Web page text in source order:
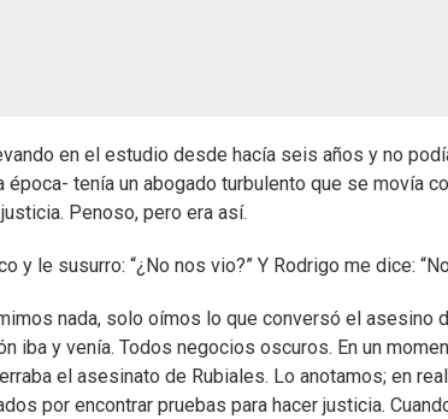
en el estudio desde hacía seis años y no
tenía un abogado turbulento que se movía
Penoso, pero era así.
y le susurro: “¿No nos vio?” Y Rodrigo me dice:
nada, solo oímos lo que conversó el asesino
iba y venía. Todos negocios oscuros. En un
el asesinato de Rubiales. Lo anotamos; en
por encontrar pruebas para hacer justicia.